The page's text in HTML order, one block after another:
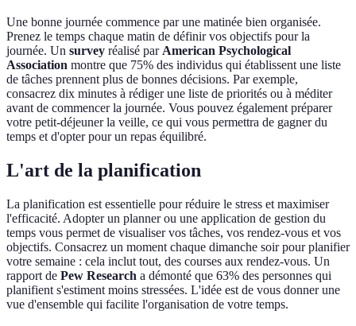
Une bonne journée commence par une matinée bien organisée.
Prenez le temps chaque matin de définir vos objectifs pour la
journée. Un survey réalisé par American Psychological
Association montre que 75% des individus qui établissent une liste
de tâches prennent plus de bonnes décisions. Par exemple,
consacrez dix minutes à rédiger une liste de priorités ou à méditer
avant de commencer la journée. Vous pouvez également préparer
votre petit-déjeuner la veille, ce qui vous permettra de gagner du
temps et d'opter pour un repas équilibré.
L'art de la planification
La planification est essentielle pour réduire le stress et maximiser
l'efficacité. Adopter un planner ou une application de gestion du
temps vous permet de visualiser vos tâches, vos rendez-vous et vos
objectifs. Consacrez un moment chaque dimanche soir pour planifier
votre semaine : cela inclut tout, des courses aux rendez-vous. Un
rapport de Pew Research a démonté que 63% des personnes qui
planifient s'estiment moins stressées. L'idée est de vous donner une
vue d'ensemble qui facilite l'organisation de votre temps.